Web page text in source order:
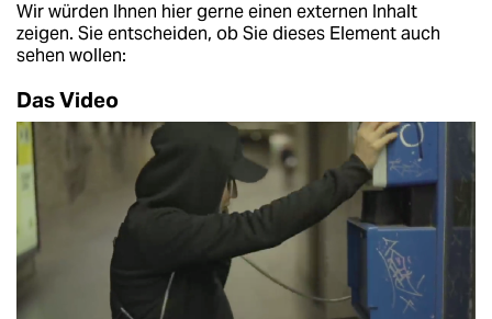
Wir würden Ihnen hier gerne einen externen Inhalt
zeigen. Sie entscheiden, ob Sie dieses Element auch
sehen wollen:
Das Video